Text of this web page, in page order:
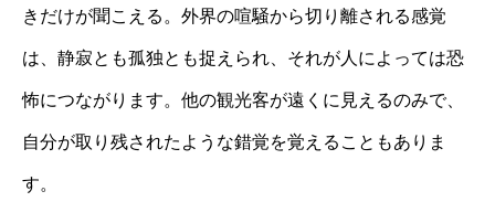
きだけが聞こえる。外界の喧騒から切り離される感覚
は、静寂とも孤独とも捉えられ、それが人によっては恐
怖につながります。他の観光客が遠くに見えるのみで、
自分が取り残されたような錯覚を覚えることもありま
す。